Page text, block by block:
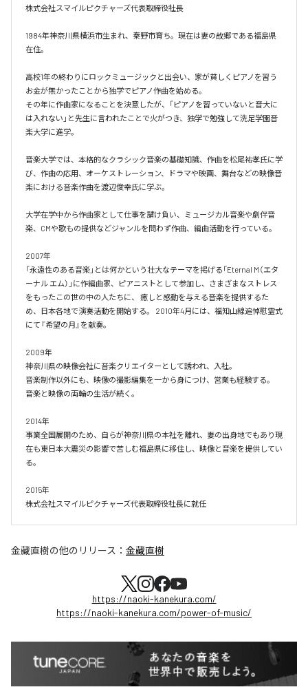
株式会社スマイルピクチャーズ代表取締役社長
1984年神奈川県横浜市生まれ、秦野市育ち。現在は妻の故郷である福島県
在住。
高校1年の終わりにロックミュージックと出会い、家が貧しくピアノを習う
お金が無かったことから独学でピアノ作曲を始める。
その年に作曲家になることを決意したが、「ピアノを習っていないと音大に
は入れない」と先生に言われたことで火がつき、独学で勉強して洗足学園音
楽大学に進学。
音楽大学では、本格的なクラシック音楽の基礎知識、作曲を松尾祐孝氏に学
び、作曲の応用、オーケストレーション、ドラマや映画、舞台などの映像音
楽における音楽作曲を渡辺俊幸氏に学ぶ。
大学在学中から作曲家として仕事を請け負い、ミュージカル音楽や劇伴音
楽、CMや歌もの提供などジャンルを問わず作曲、編曲活動を行っている。
2007年
「永遠性のある音楽」とは何かという壮大なテーマを掲げる「Eternal M（エタ
ーナル エム）」に作編曲家、ピアニストとして参加し、さまざまなストレス
をもったこの世の中の人たちに、 癒しと感動を与える音楽を提供するた
め、日本各地で演奏活動を開始する。 2010年4月には、福知山線追悼慰霊式
にて『希望の月』を献奏。
2009年
神奈川県の映像会社に音楽クリエイターとして誘われ、入社。
音楽制作以外にも、映像の撮影編集を一から身につけ、営業も経験する。
音楽と映像の両輪の生活が続く。
2014年
事業全国展開のため、自らが神奈川県の本社を離れ、妻の出身地でもあり現
在も東日本大震災の影響で苦しむ福島県に移住し、映像と音楽を提供してい
る。
2015年
株式会社スマイルピクチャーズ代表取締役社長に就任
金藏直樹の他のリリース： 金藏直樹
https://naoki-kanekura.com/
https://naoki-kanekura.com/power-of-music/